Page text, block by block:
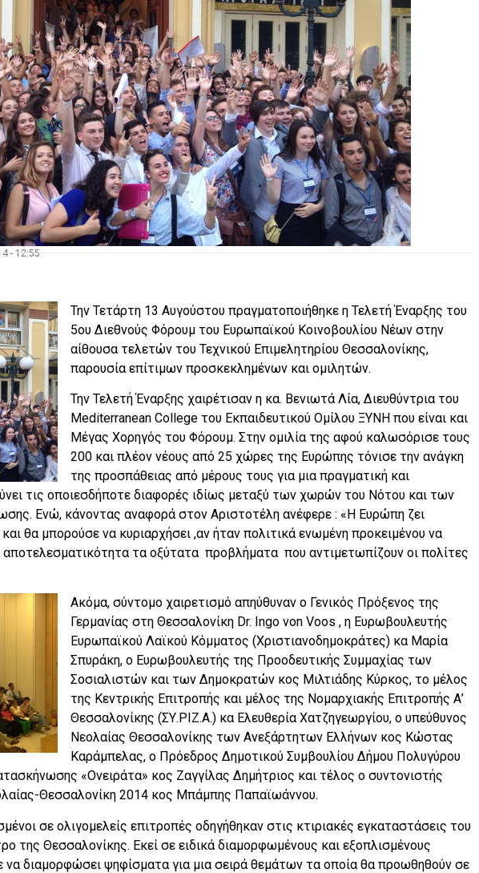
- 12:55
Την Τετάρτη 13 Αυγούστου πραγματοποιήθηκε η Τελετή Έναρξης του
5ου Διεθνούς Φόρουμ του Ευρωπαϊκού Κοινοβουλίου Νέων στην
αίθουσα τελετών του Τεχνικού Επιμελητηρίου Θεσσαλονίκης,
παρουσία επίτιμων προσκεκλημένων και ομιλητών.
Την Τελετή Έναρξης χαιρέτισαν η κα. Βενιωτά Λία, Διευθύντρια του
Mediterranean College του Εκπαιδευτικού Ομίλου ΞΥΝΗ που είναι και
Μέγας Χορηγός του Φόρουμ. Στην ομιλία της αφού καλωσόρισε τους
200 και πλέον νέους από 25 χώρες της Ευρώπης τόνισε την ανάγκη
της προσπάθειας από μέρους τους για μια πραγματική και
τις οποιεσδήποτε διαφορές ιδίως μεταξύ των χωρών του Νότου και των
Ενώ, κάνοντας αναφορά στον Αριστοτέλη ανέφερε : «Η Ευρώπη ζει
και θα μπορούσε να κυριαρχήσει ,αν ήταν πολιτικά ενωμένη προκειμένου να
αποτελεσματικότητα τα οξύτατα προβλήματα που αντιμετωπίζουν οι πολίτες
Ακόμα, σύντομο χαιρετισμό απηύθυναν ο Γενικός Πρόξενος της
Γερμανίας στη Θεσσαλονίκη Dr. Ingo von Voos , η Ευρωβουλευτής
Ευρωπαϊκού Λαϊκού Κόμματος (Χριστιανοδημοκράτες) κα Μαρία
Σπυράκη, ο Ευρωβουλευτής της Προοδευτικής Συμμαχίας των
Σοσιαλιστών και των Δημοκρατών κος Μιλτιάδης Κύρκος, το μέλος
της Κεντρικής Επιτροπής και μέλος της Νομαρχιακής Επιτροπής Α’
Θεσσαλονίκης (ΣΥ.ΡΙΖ.Α.) κα Ελευθερία Χατζηγεωργίου, ο υπεύθυνος
Νεολαίας Θεσσαλονίκης των Ανεξάρτητων Ελλήνων κος Κώστας
Καράμπελας, ο Πρόεδρος Δημοτικού Συμβουλίου Δήμου Πολυγύρου
«Ονειράτα» κος Ζαγγίλας Δημήτριος και τέλος ο συντονιστής
Θεσσαλονίκη 2014 κος Μπάμπης Παπαϊωάννου.
σε ολιγομελείς επιτροπές οδηγήθηκαν στις κτιριακές εγκαταστάσεις του
της Θεσσαλονίκης. Εκεί σε ειδικά διαμορφωμένους και εξοπλισμένους
διαμορφώσει ψηφίσματα για μια σειρά θεμάτων τα οποία θα προωθηθούν σε